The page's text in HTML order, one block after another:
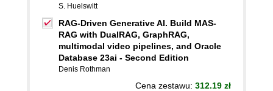
S. Huelswitt
RAG-Driven Generative AI. Build MAS-
RAG with DualRAG, GraphRAG,
multimodal video pipelines, and Oracle
Database 23ai - Second Edition
Denis Rothman
Cena zestawu: 312.19 zł